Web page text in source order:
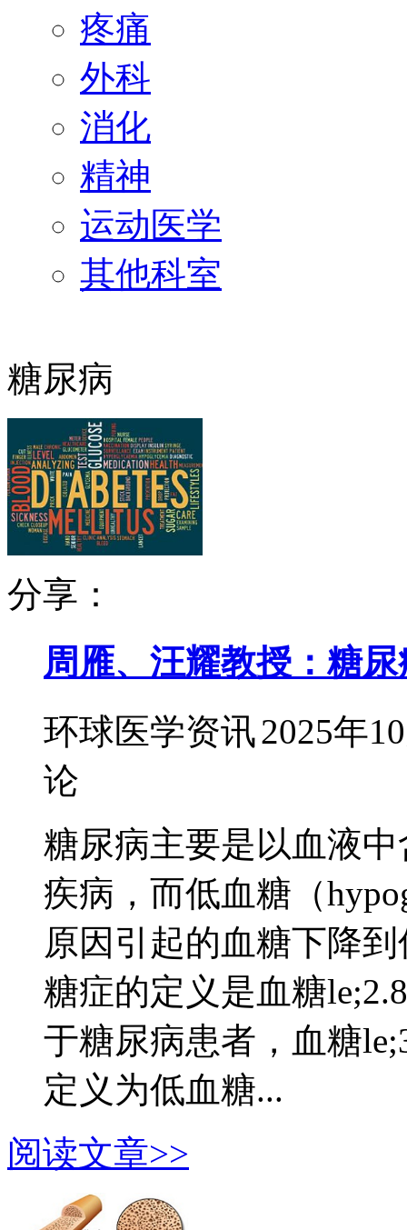
疼痛
外科
消化
精神
运动医学
其他科室
糖尿病
分享：
周雁、汪耀教授：糖
环球医学资讯2025年
论
糖尿病主要是以血液
疾病，而低血糖（
原因引起的血糖下降
糖症的定义是血糖
于糖尿病患者，血糖
定义为低血糖...
阅读文章>>